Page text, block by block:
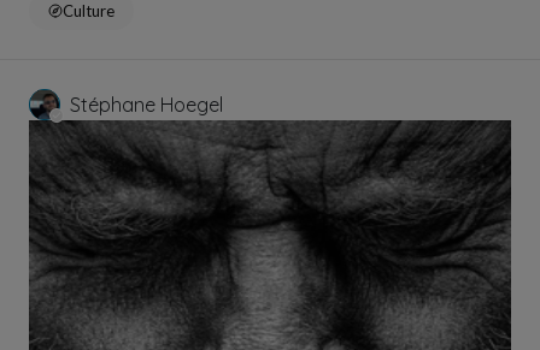
Culture
Stéphane Hoegel